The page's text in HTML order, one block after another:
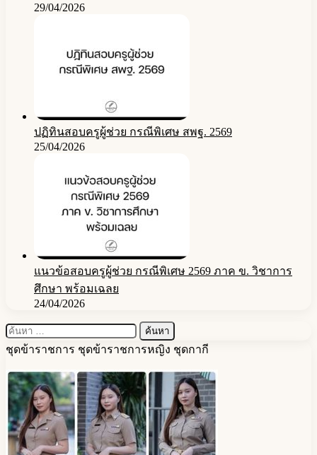
29/04/2026
ปฏิทินสอบครูผู้ช่วย กรณีพิเศษ สพฐ. 2569
25/04/2026
แนวข้อสอบครูผู้ช่วย กรณีพิเศษ 2569 ภาค ข. วิชาการ
ศึกษา พร้อมเฉลย
24/04/2026
ค้นหา
สำหรับ:
ชุดข้าราชการ ชุดข้าราชการหญิง ชุดกากี